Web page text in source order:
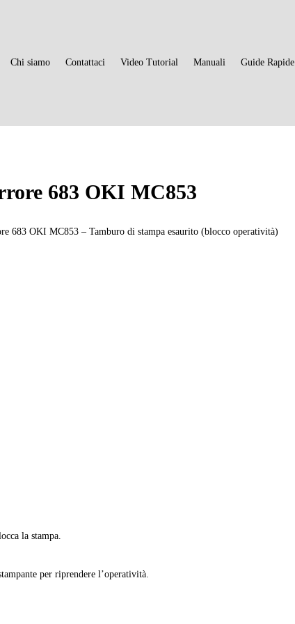
Chi siamo Contattaci Video Tutorial Manuali Guide Rapide
683 OKI MC853
683 OKI MC853 – Tamburo di stampa esaurito (blocco operatività)
la stampa.
per riprendere l’operatività.